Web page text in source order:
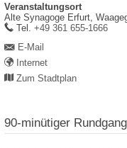
Veranstaltungsort
Alte Synagoge Erfurt,
work
Tel. +49 361 655-1666
E-Mail
Internet
Zum Stadtplan
90-minütiger